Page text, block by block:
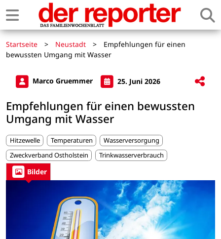
Startseite > Neustadt >
Empfehlungen für einen
bewussten Umgang mit Wasser
Marco Gruemmer 25. Juni 2026
Empfehlungen für einen bewussten
Umgang mit Wasser
Hitzewelle Temperaturen
Wasserversorgung
Zweckverband Ostholstein
Trinkwasserverbrauch
Bilder